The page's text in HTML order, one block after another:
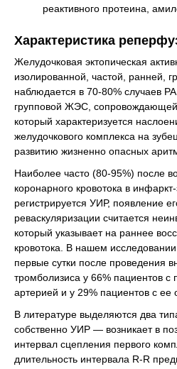
реактивного протеина,
Характеристика
Желудочковая эктопическая
изолированной, частой, ранней,
наблюдается в 70-80% случаев
групповой ЖЭС,
который характеризуется
желудочкового комплекса на
развитию жизненно опасных
Наиболее часто (80-95%) после
коронарного кровотока в
регистрируется УИР, появление
реваскуляризации считается
который указывает на раннее
кровотока. В нашем
первые сутки после проведения
тромболизиса у 66% пациентов с
артерией и у 29% пациентов с ее
В литературе выделяются два
собственно УИР — возникает в
интервал сцепления первого
длительность интервала R-R